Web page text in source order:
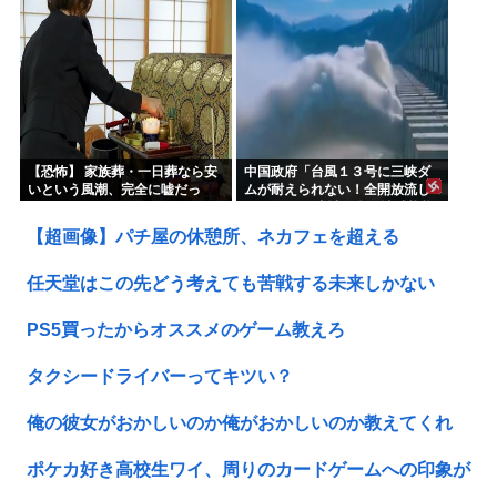
【恐怖】 家族葬・一日葬なら安
いという風潮、完全に嘘だっ
中国政府「台風１３号に三峡ダ
ムが耐えられない！全開放流し
【超画像】パチ屋の休憩所、ネカフェを超える
任天堂はこの先どう考えても苦戦する未来しかない
PS5買ったからオススメのゲーム教えろ
タクシードライバーってキツい？
俺の彼女がおかしいのか俺がおかしいのか教えてくれ
ポケカ好き高校生ワイ、周りのカードゲームへの印象が